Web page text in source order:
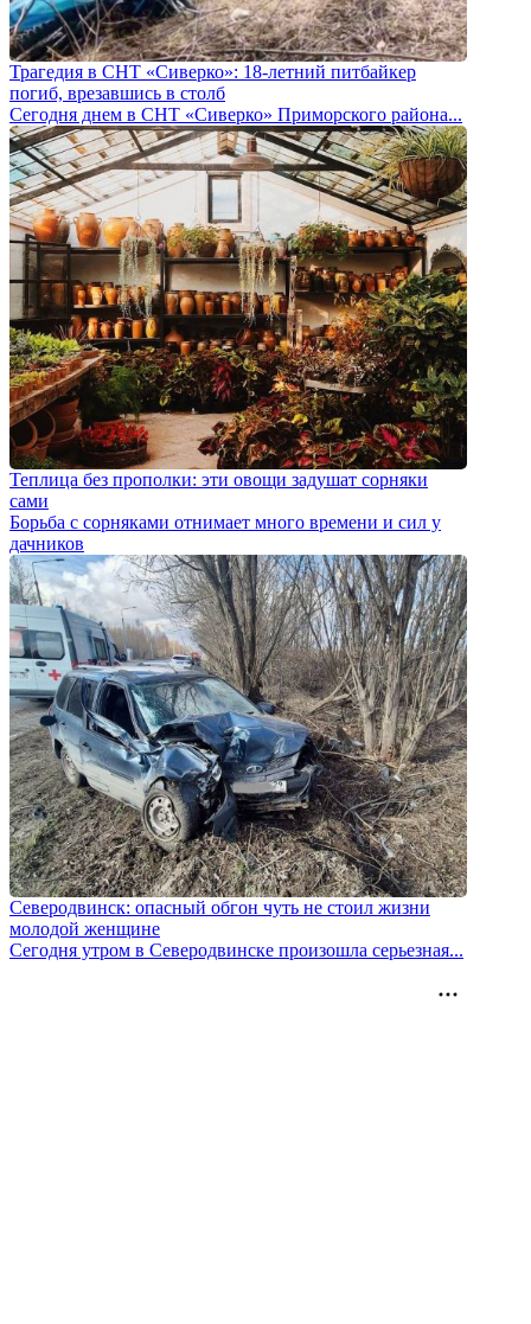
Трагедия в СНТ «Сиверко»: 18-летний питбайкер
погиб, врезавшись в столб
Сегодня днем в СНТ «Сиверко» Приморского района...
Теплица без прополки: эти овощи задушат сорняки
сами
Борьба с сорняками отнимает много времени и сил у
дачников
Северодвинск: опасный обгон чуть не стоил жизни
молодой женщине
Сегодня утром в Северодвинске произошла серьезная...